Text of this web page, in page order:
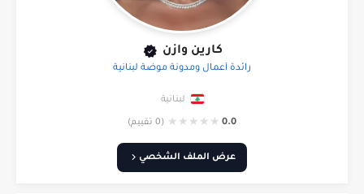
كارين وازن
رائدة أعمال ومدونة موضة لبنانية
لبنانية
0.0
★
★
★
★
★ (0 تقييم)
عرض الملف الشخصي